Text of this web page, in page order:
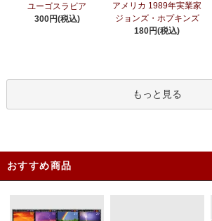
ユーゴスラビア
300円(税込)
アメリカ 1989年実業家
ジョンズ・ホプキンズ
180円(税込)
もっと見る
おすすめ商品